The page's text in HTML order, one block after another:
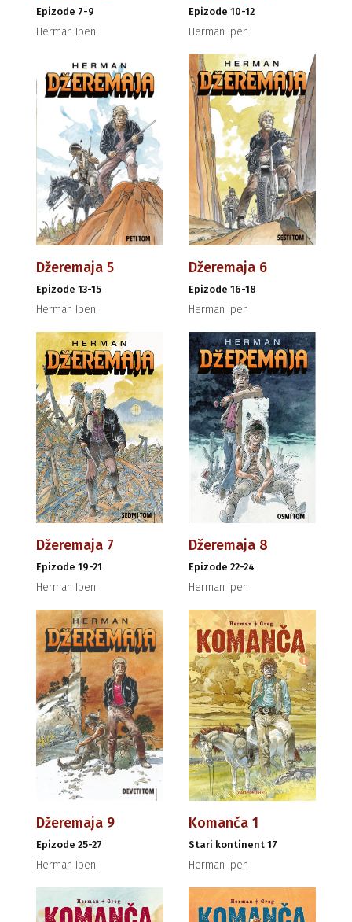
Epizode 7-9
Herman Ipen
Epizode 10-12
Herman Ipen
Džeremaja 5
Epizode 13-15
Herman Ipen
Džeremaja 6
Epizode 16-18
Herman Ipen
Džeremaja 7
Epizode 19-21
Herman Ipen
Džeremaja 8
Epizode 22-24
Herman Ipen
Džeremaja 9
Epizode 25-27
Herman Ipen
Komanča 1
Stari kontinent 17
Herman Ipen